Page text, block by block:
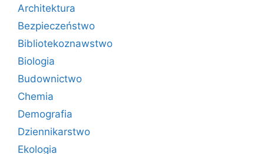
Architektura
Bezpieczeństwo
Bibliotekoznawstwo
Biologia
Budownictwo
Chemia
Demografia
Dziennikarstwo
Ekologia